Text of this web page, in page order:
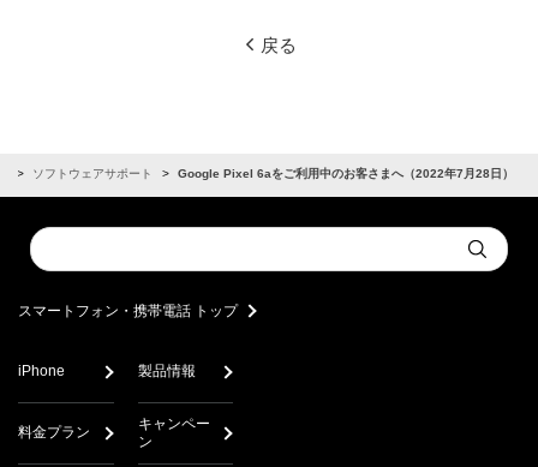
戻る
ソフトウェアサポート Google Pixel 6aをご利用中のお客さまへ（2022年7月28日）
Conduct
a
Submit
スマートフォン・携帯電話 トップ
iPhone 製品情報
料金プラン
キャンペー
ン